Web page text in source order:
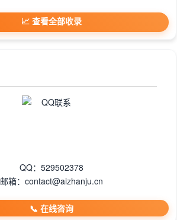
📈 查看全部收录
QQ：529502378
邮箱：contact@aizhanju.cn
📞 在线咨询